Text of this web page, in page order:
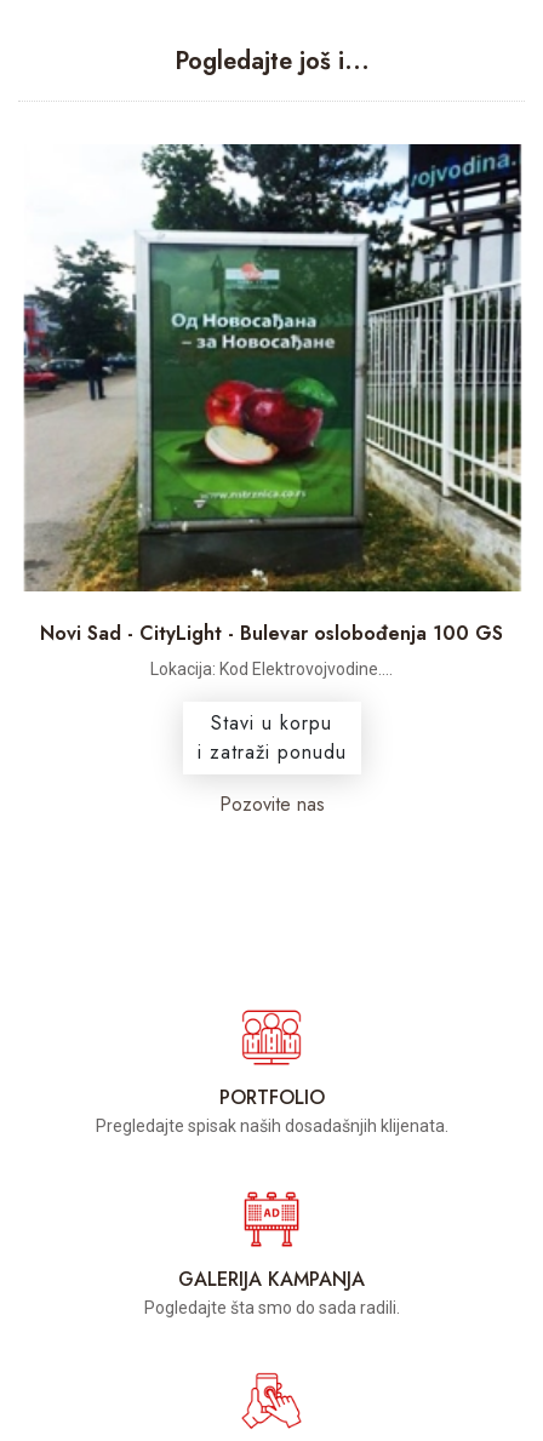
Pogledajte još i...
Novi Sad - CityLight - Bulevar oslobođenja 100 GS
Lokacija: Kod Elektrovojvodine....
Stavi u korpu
i zatraži ponudu
Pozovite nas
PORTFOLIO
Pregledajte spisak naših dosadašnjih klijenata.
GALERIJA KAMPANJA
Pogledajte šta smo do sada radili.